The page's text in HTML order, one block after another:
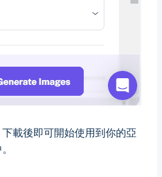
載後即可開始使用到你的亞